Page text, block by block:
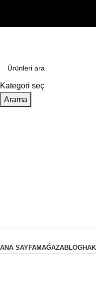
Kategori seç
Arama
ANA SAYFAMAĞAZABLOG